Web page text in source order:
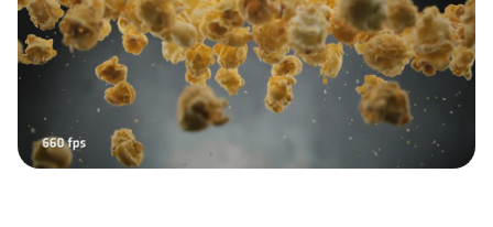
Помимо этого XTREME демонстрирует показатели
скоростной съемки, значительно превосходящие
стандартную ALEXA 35 при любых параметрах. В
формате
4K Open Gateона уже позволяет вести
запись
в 120 fps , против 75 fps у базовой модели.